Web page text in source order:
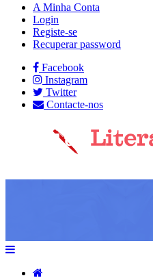
A Minha Conta
Login
Registe-se
Recuperar password
Facebook
Instagram
Twitter
Contacte-nos